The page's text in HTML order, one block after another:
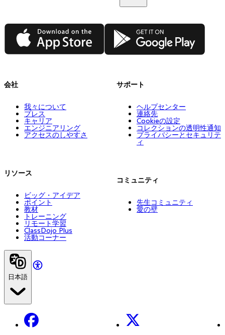
App Store Google Play
会社
我々について
プレス
キャリア
エンジニアリング
アクセスのしやすさ
リソース
ビッグ・アイデア
ポイント
教材
トレーニング
リモート学習
ClassDojo Plus
活動コーナー
サポート
ヘルプセンター
連絡先
Cookieの設定
コレクションの透明性通知
プライバシーとセキュリテ
ィ
コミュニティ
先生コミュニティ
愛の壁
日本語
Facebook X